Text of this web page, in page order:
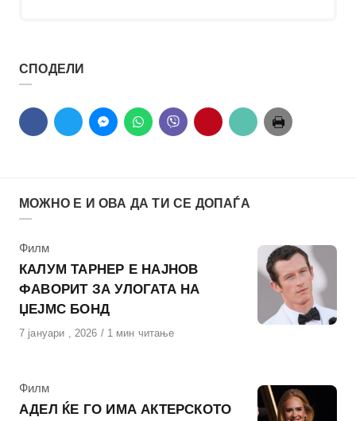
СПОДЕЛИ
МОЖНО Е И ОВА ДА ТИ СЕ ДОПАЃА
КАтегорија
Филм
КАЛУМ ТАРНЕР Е НАЈНОВ
ФАВОРИТ ЗА УЛОГАТА НА
ЏЕЈМС БОНД
Објавено
7 јануари , 2026 1 мин читање
КАтегорија
Филм
АДЕЛ ЌЕ ГО ИМА АКТЕРСКОТО